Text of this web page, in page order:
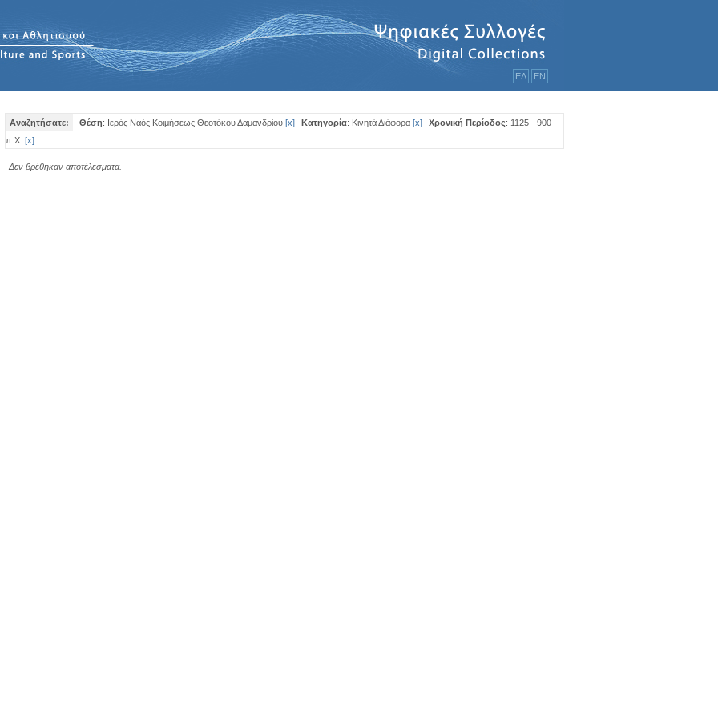
ΕΛ ΕΝ
Αναζητήσατε: Θέση: Ιερός Ναός Κοιμήσεως Θεοτόκου Δαμανδρίου [x] Κατηγορία: Κινητά Διάφορα [x] Χρονική Περίοδος: 1125 - 900
π.Χ. [x]
Δεν βρέθηκαν αποτέλεσματα.